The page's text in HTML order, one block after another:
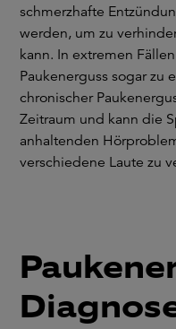
schmerzhafte
werden, um zu
kann. In extremen
Paukenerguss sogar zu
chronischer
Zeitraum und kann die
anhaltenden
verschiedene Laute zu